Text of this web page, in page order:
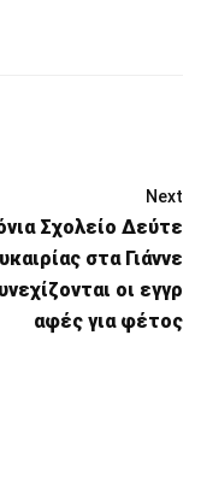
Next
Σχολείο Δεύτε
στα Γιάννε
οι εγγρ
αφές για φέτος